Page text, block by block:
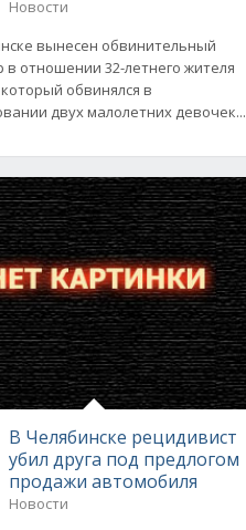
Новости
вынесен обвинительный
в отношении 32-летнего жителя
обвинялся в
двух малолетних девочек...
В Челябинске рецидивист
убил друга под предлогом
продажи автомобиля
Новости